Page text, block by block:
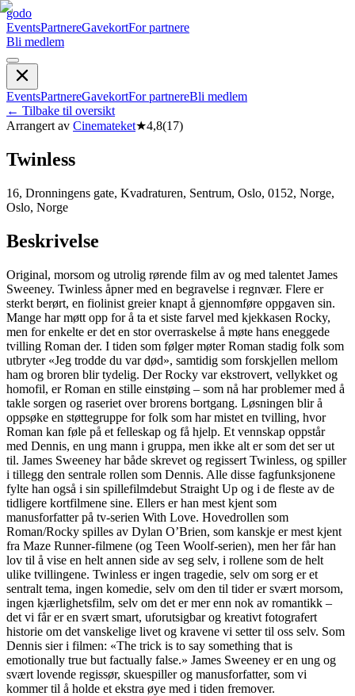
godo
EventsPartnereGavekortFor partnere
Bli medlem
EventsPartnereGavekortFor partnereBli medlem
← Tilbake til oversikt
Arrangert av Cinemateket★4,8(17)
Twinless
16, Dronningens gate, Kvadraturen, Sentrum, Oslo, 0152, Norge,
Oslo, Norge
Beskrivelse
Original, morsom og utrolig rørende film av og med talentet James
Sweeney. Twinless åpner med en begravelse i regnvær. Flere er
sterkt berørt, en fiolinist greier knapt å gjennomføre oppgaven sin.
Mange har møtt opp for å ta et siste farvel med kjekkasen Rocky,
men for enkelte er det en stor overraskelse å møte hans eneggede
tvilling Roman der. I tiden som følger møter Roman stadig folk som
utbryter «Jeg trodde du var død», samtidig som forskjellen mellom
ham og broren blir tydelig. Der Rocky var ekstrovert, vellykket og
homofil, er Roman en stille einstøing – som nå har problemer med å
takle sorgen og raseriet over brorens bortgang. Løsningen blir å
oppsøke en støttegruppe for folk som har mistet en tvilling, hvor
Roman kan føle på et felleskap og få hjelp. Et vennskap oppstår
med Dennis, en ung mann i gruppa, men ikke alt er som det ser ut
til. James Sweeney har både skrevet og regissert Twinless, og spiller
i tillegg den sentrale rollen som Dennis. Alle disse fagfunksjonene
fylte han også i sin spillefilmdebut Straight Up og i de fleste av de
tidligere kortfilmene sine. Ellers er han mest kjent som
manusforfatter på tv-serien With Love. Hovedrollen som
Roman/Rocky spilles av Dylan O’Brien, som kanskje er mest kjent
fra Maze Runner-filmene (og Teen Woolf-serien), men her får han
lov til å vise en helt annen side av seg selv, i rollene som de helt
ulike tvillingene. Twinless er ingen tragedie, selv om sorg er et
sentralt tema, ingen komedie, selv om den til tider er svært morsom,
ingen kjærlighetsfilm, selv om det er mer enn nok av romantikk –
det vi får er en svært smart, uforutsigbar og kreativt fotografert
historie om det vanskelige livet og kravene vi setter til oss selv. Som
Dennis sier i filmen: «The trick is to say something that is
emotionally true but factually false.» James Sweeney er en ung og
svært lovende regissør, skuespiller og manusforfatter, som vi
kommer til å holde et ekstra øye med i tiden fremover.